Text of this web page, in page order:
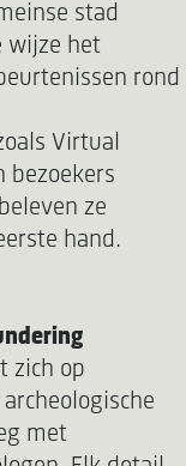
stad
wijze het
rond
Virtual
bezoekers
ze
hand.
zich op
met